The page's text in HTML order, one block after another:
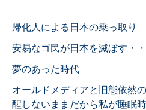
帰化人による日本の乗っ取り
安易なゴ民が日本を滅ぼす・
夢のあった時代
オールドメディアと旧態依然
醒しないままだから私が睡眠